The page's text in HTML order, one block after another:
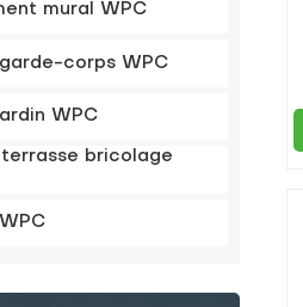
mural WPC
corps WPC
WPC
terrasse bricolage